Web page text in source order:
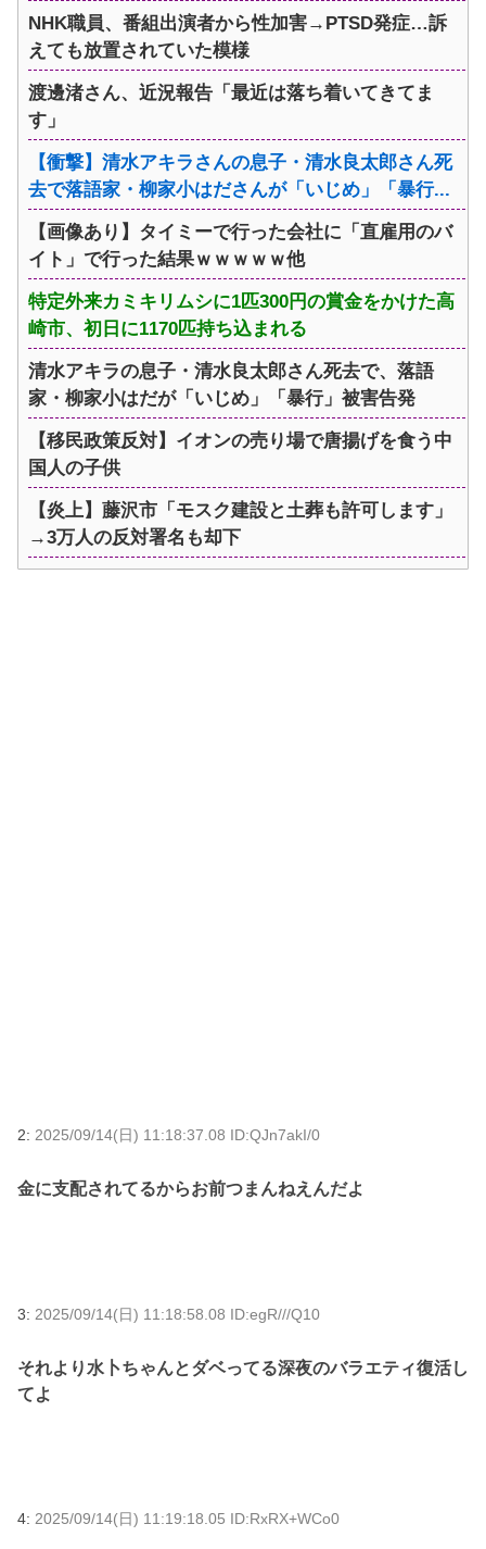
NHK職員、番組出演者から性加害→PTSD発症…訴
えても放置されていた模様
渡邊渚さん、近況報告「最近は落ち着いてきてま
す」
【衝撃】清水アキラさんの息子・清水良太郎さん死
去で落語家・柳家小はださんが「いじめ」「暴行...
【画像あり】タイミーで行った会社に「直雇用のバ
イト」で行った結果ｗｗｗｗｗ他
特定外来カミキリムシに1匹300円の賞金をかけた高
崎市、初日に1170匹持ち込まれる
清水アキラの息子・清水良太郎さん死去で、落語
家・柳家小はだが「いじめ」「暴行」被害告発
【移民政策反対】イオンの売り場で唐揚げを食う中
国人の子供
【炎上】藤沢市「モスク建設と土葬も許可します」
→3万人の反対署名も却下
2: 2025/09/14(日) 11:18:37.08 ID:QJn7akI/0
金に支配されてるからお前つまんねえんだよ
3: 2025/09/14(日) 11:18:58.08 ID:egR///Q10
それより水卜ちゃんとダベってる深夜のバラエティ復活し
てよ
4: 2025/09/14(日) 11:19:18.05 ID:RxRX+WCo0